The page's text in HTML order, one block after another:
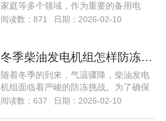
家庭等多个领域，作为重要的备用电
源，其稳定性直...
阅读数：871 日期：2026-02-10
冬季柴油发电机组怎样防冻？…
随着冬季的到来，气温骤降，柴油发电
机组面临着严峻的防冻挑战。为了确保
发电机组在低...
阅读数：637 日期：2026-02-10